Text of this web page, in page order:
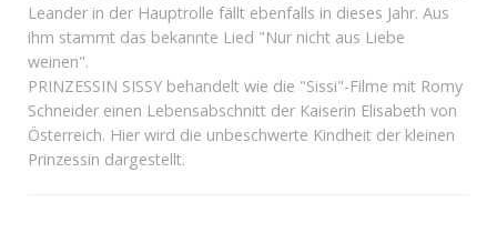
Leander in der Hauptrolle fällt ebenfalls in dieses Jahr. Aus
ihm stammt das bekannte Lied "Nur nicht aus Liebe
weinen".
PRINZESSIN SISSY behandelt wie die "Sissi"-Filme mit Romy
Schneider einen Lebensabschnitt der Kaiserin Elisabeth von
Österreich. Hier wird die unbeschwerte Kindheit der kleinen
Prinzessin dargestellt.